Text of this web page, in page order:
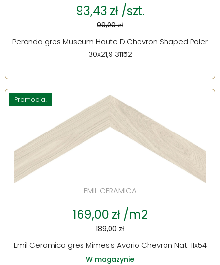
93,43 zł /szt.
99,00 zł
Peronda gres Museum Haute D.Chevron Shaped Poler
30x21,9 31152
Promocja!
EMIL CERAMICA
169,00 zł /m2
189,00 zł
Emil Ceramica gres Mimesis Avorio Chevron Nat. 11x54
W magazynie